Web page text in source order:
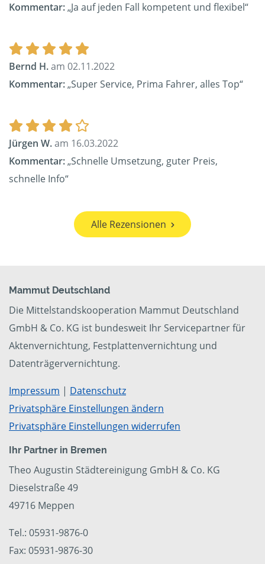
Kommentar:„Ja auf jeden Fall kompetent und flexibel“
Bernd H.am 02.11.2022
Kommentar:„Super Service, Prima Fahrer, alles Top“
Jürgen W.am 16.03.2022
Kommentar:„Schnelle Umsetzung, guter Preis,
schnelle Info“
Alle Rezensionen
Mammut Deutschland
Die Mittelstandskooperation Mammut Deutschland
GmbH & Co. KG ist bundesweit Ihr Servicepartner für
Aktenvernichtung, Festplattenvernichtung und
Datenträgervernichtung.
Impressum | Datenschutz
Privatsphäre Einstellungen ändern
Privatsphäre Einstellungen widerrufen
Ihr Partner in Bremen
Theo Augustin Städtereinigung GmbH & Co. KG
Dieselstraße 49
49716 Meppen
Tel.: 05931-9876-0
Fax: 05931-9876-30